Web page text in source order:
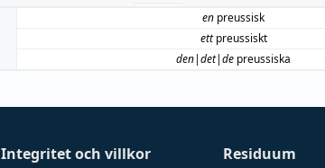
en preussisk
ettpreussiskt
den|det|de preussiska
Integritet och villkor
Residuum